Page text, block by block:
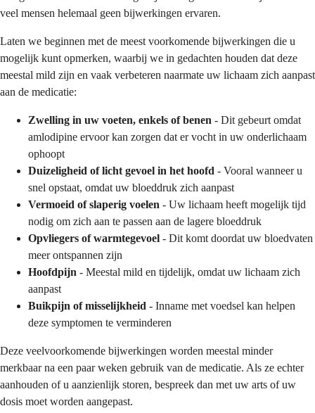
veel mensen helemaal geen bijwerkingen ervaren.
Laten we beginnen met de meest voorkomende bijwerkingen die u
mogelijk kunt opmerken, waarbij we in gedachten houden dat deze
meestal mild zijn en vaak verbeteren naarmate uw lichaam zich aanpast
aan de medicatie:
Zwelling in uw voeten, enkels of benen - Dit gebeurt omdat
amlodipine ervoor kan zorgen dat er vocht in uw onderlichaam
ophoopt
Duizeligheid of licht gevoel in het hoofd - Vooral wanneer u
snel opstaat, omdat uw bloeddruk zich aanpast
Vermoeid of slaperig voelen - Uw lichaam heeft mogelijk tijd
nodig om zich aan te passen aan de lagere bloeddruk
Opvliegers of warmtegevoel - Dit komt doordat uw bloedvaten
meer ontspannen zijn
Hoofdpijn - Meestal mild en tijdelijk, omdat uw lichaam zich
aanpast
Buikpijn of misselijkheid - Inname met voedsel kan helpen
deze symptomen te verminderen
Deze veelvoorkomende bijwerkingen worden meestal minder
merkbaar na een paar weken gebruik van de medicatie. Als ze echter
aanhouden of u aanzienlijk storen, bespreek dan met uw arts of uw
dosis moet worden aangepast.